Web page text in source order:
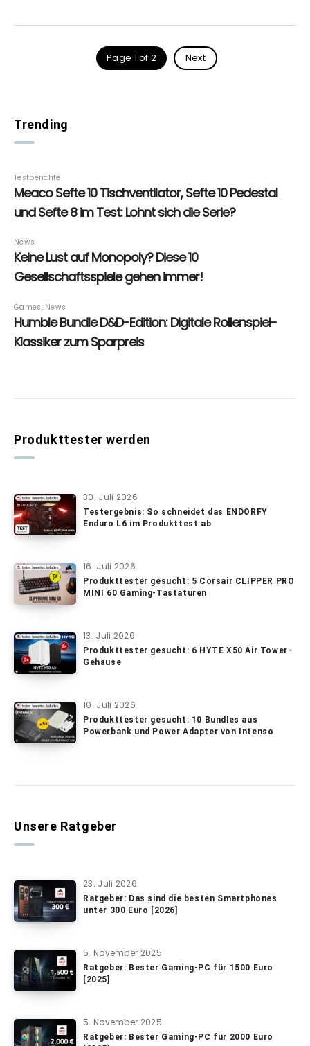
Page 1 of 2 Next
Trending
Produkttester werden
30. Juli 2026
Testergebnis: So schneidet das ENDORFY
Enduro L6 im Produkttest ab
16. Juli 2026
Produkttester gesucht: 5 Corsair CLIPPER PRO
MINI 60 Gaming-Tastaturen
13. Juli 2026
Produkttester gesucht: 6 HYTE X50 Air Tower-
Gehäuse
10. Juli 2026
Produkttester gesucht: 10 Bundles aus
Powerbank und Power Adapter von Intenso
Unsere Ratgeber
23. Juli 2026
Ratgeber: Das sind die besten Smartphones
unter 300 Euro [2026]
5. November 2025
Ratgeber: Bester Gaming-PC für 1500 Euro
[2025]
5. November 2025
Ratgeber: Bester Gaming-PC für 2000 Euro